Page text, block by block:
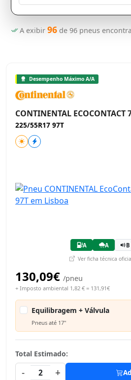
A exibir 96 de 96 pneus
Desempenho Máximo A/A
CONTINENTAL ECOCONTACT
225/55R17 97T
A A
Ver ficha técnica
130,09€ /pneu
+ Imposto ambiental 1,82 € = 131,91€
Equilibragem + Válvula
Pneus até 17"
Total Estimado:
-
2 +